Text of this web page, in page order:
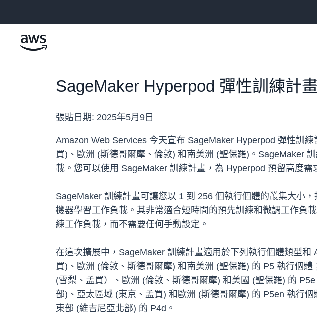
SageMaker Hyperpod 彈性訓練計
張貼日期: 2025年5月9日
Amazon Web Services 今天宣布 SageMaker Hyperpod 彈性訓
買)、歐洲 (斯德哥爾摩、倫敦) 和南美洲 (聖保羅)。SageMaker
載。您可以使用 SageMaker 訓練計畫，為 Hyperpod 預留高度
SageMaker 訓練計畫可讓您以 1 到 256 個執行個體的叢集大小
機器學習工作負載。其非常適合短時間的預先訓練和微調工作負
練工作負載，而不需要任何手動設定。
在這次擴展中，SageMaker 訓練計畫適用於下列執行個體類型
買)、歐洲 (倫敦、斯德哥爾摩) 和南美洲 (聖保羅) 的 P5 執行個
(雪梨、孟買）、歐洲 (倫敦、斯德哥爾摩) 和美國 (聖保羅) 的
部)、亞太區域 (東京、孟買) 和歐洲 (斯德哥爾摩) 的 P5en 執行
東部 (維吉尼亞北部) 的 P4d。